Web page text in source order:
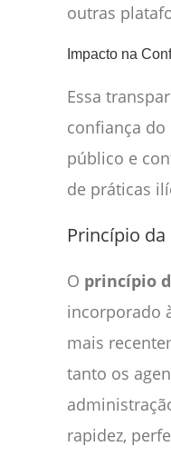
outras
Impacto na
Essa
confiança
público e
de práticas
Princípio da
O princípio
incorporado
mais
tanto os
rapidez,